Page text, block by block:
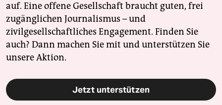
auf. Eine offene Gesellschaft braucht guten, frei
zugänglichen Journalismus – und
zivilgesellschaftliches Engagement. Finden Sie
auch? Dann machen Sie mit und unterstützen Sie
unsere Aktion.
Jetzt unterstützen